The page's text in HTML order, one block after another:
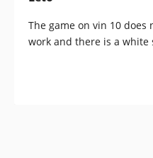
The game on vin 10 does
work and there is a white